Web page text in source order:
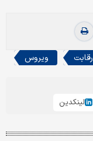
رقابت ویروس
لینکدین